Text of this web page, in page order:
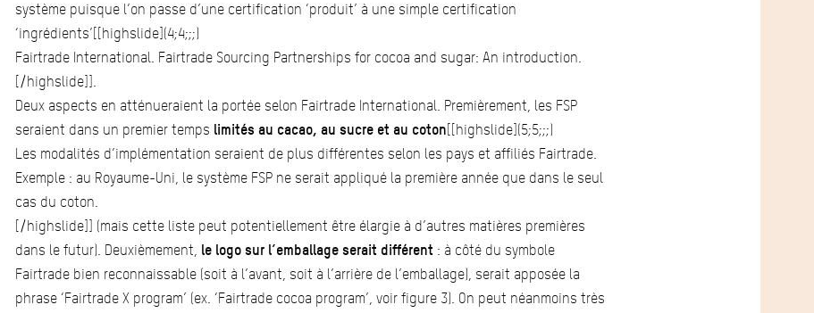
système puisque l’on passe d’une certification ‘produit’ à une simple certification
‘ingrédients’[[highslide](4;4;;;)
Fairtrade International. Fairtrade Sourcing Partnerships for cocoa and sugar: An introduction.
[/highslide]].
Deux aspects en atténueraient la portée selon Fairtrade International. Premièrement, les FSP
seraient dans un premier temps limités au cacao, au sucre et au coton [[highslide](5;5;;;)
Les modalités d’implémentation seraient de plus différentes selon les pays et affiliés Fairtrade.
Exemple : au Royaume-Uni, le système FSP ne serait appliqué la première année que dans le seul
cas du coton.
[/highslide]] (mais cette liste peut potentiellement être élargie à d’autres matières premières
dans le futur). Deuxièmement, le logo sur l’emballage serait différent : à côté du symbole
Fairtrade bien reconnaissable (soit à l’avant, soit à l’arrière de l’emballage), serait apposée la
phrase ‘Fairtrade X program’ (ex. ‘Fairtrade cocoa program’, voir figure 3). On peut néanmoins très